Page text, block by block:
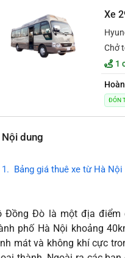
Xe
Chở
1
ĐÓN
Nội dung
Bảng giá thuê xe từ Hà
Đồng Đò là một địa điểm
phố Hà Nội khoảng
mát và không khí cực